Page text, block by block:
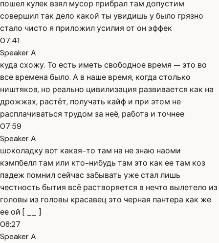
пошел кулек взял мусор прибрал там допустим
совершил так дело какой ты увидишь у было грязно
стало чисто я приложил усилия от он эффек
07:41
Speaker A
куда схожу. То есть иметь свободное время — это во
все времена было. А в наше время, когда столько
ништяков, но реально цивилизация развивается как на
дрожжах, растёт, получать кайф и при этом не
расплачиваться трудом за неё, работа и точнее
07:59
Speaker A
шоколадку вот какая-то там на не знаю наоми
кэмпбелл там или кто-нибудь там это как ее там коз
падеж помнил сейчас забывать уже стал лишь
честность бытия всё растворяется в нечто вылетело из
головы из головы красавец это черная пантера как же
ее ой [ __ ]
08:27
Speaker A